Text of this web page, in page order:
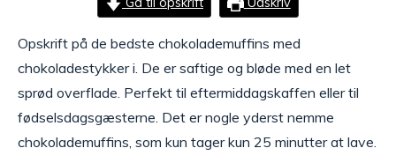
Opskrift på de bedste chokolademuffins med
chokoladestykker i. De er saftige og bløde med en let
sprød overflade. Perfekt til eftermiddagskaffen eller til
fødselsdagsgæsterne. Det er nogle yderst nemme
chokolademuffins, som kun tager kun 25 minutter at lave.